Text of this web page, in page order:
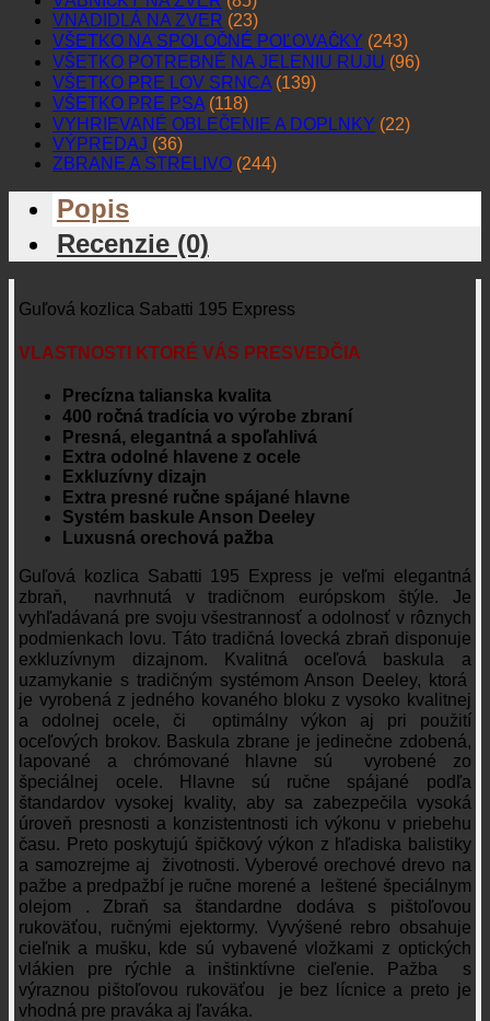
VNADIDLÁ NA ZVER (23)
VŠETKO NA SPOLOČNÉ POĽOVAČKY (243)
VŠETKO POTREBNÉ NA JELENIU RUJU (96)
VŠETKO PRE LOV SRNCA (139)
VŠETKO PRE PSA (118)
VYHRIEVANÉ OBLEČENIE A DOPLNKY (22)
VÝPREDAJ (36)
ZBRANE A STRELIVO (244)
Popis
Recenzie (0)
Guľová kozlica Sabatti 195 Express
VLASTNOSTI KTORÉ VÁS PRESVEDČIA
Precízna talianska kvalita
400 ročná tradícia vo výrobe zbraní
Presná, elegantná a spoľahlivá
Extra odolné hlavene z ocele
Exkluzívny dizajn
Extra presné ručne spájané hlavne
Systém baskule Anson Deeley
Luxusná orechová pažba
Guľová kozlica Sabatti 195 Express je veľmi elegantná
zbraň, navrhnutá v tradičnom európskom štýle. Je
vyhľadávaná pre svoju všestrannosť a odolnosť v rôznych
podmienkach lovu.Táto tradičná lovecká zbraň disponuje
exkluzívnym dizajnom. Kvalitná oceľová baskula a
uzamykanie s tradičným systémom Anson Deeley, ktorá
je vyrobená z jedného kovaného bloku z vysoko kvalitnej
a odolnej ocele, či optimálny výkon aj pri použití
oceľových brokov. Baskula zbrane je jedinečne zdobená,
lapované a chrómované hlavne sú vyrobené zo
špeciálnej ocele. Hlavne sú ručne spájané podľa
štandardov vysokej kvality, aby sa zabezpečila vysoká
úroveň presnosti a konzistentnosti ich výkonu v priebehu
času. Preto poskytujú špičkový výkon z hľadiska balistiky
a samozrejme aj životnosti. Vyberové orechové drevo na
pažbe a predpažbí je ručne morené a leštené špeciálnym
olejom . Zbraň sa štandardne dodáva s pištoľovou
rukoväťou, ručnými ejektormy. Vyvýšené rebro obsahuje
cieľnik a mušku, kde sú vybavené vložkami z optických
vlákien pre rýchle a inštinktívne cieľenie. Pažba s
výraznou pištoľovou rukoväťou je bez lícnice a preto je
vhodná pre praváka aj ľaváka.